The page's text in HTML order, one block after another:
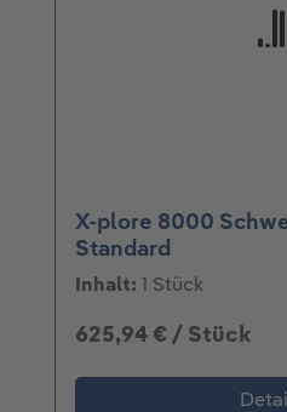
X-plore 8000
Standard
Inhalt: 1 Stück
625,94 € / Stück